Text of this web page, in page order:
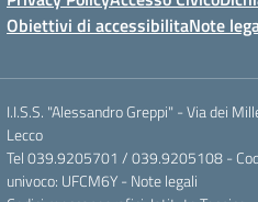
Obiettivi di accessibilitaNote
I.I.S.S. "Alessandro Greppi" - Via dei
Lecco
Tel 039.9205701 / 039.9205108 -
univoco: UFCM6Y - Note legali